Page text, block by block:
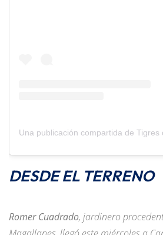
Una publicación compartida de
DESDE EL TERRENO
Romer Cuadrado, jardinero